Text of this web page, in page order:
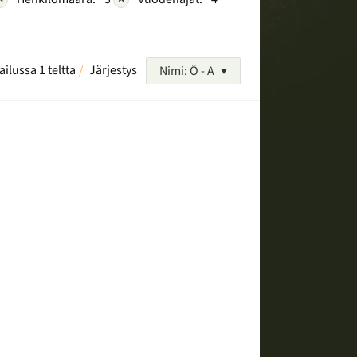
1 teltta Järjestys Nimi: Ö - A